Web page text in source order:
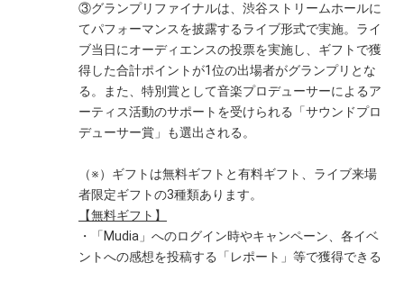
③グランプリファイナルは、渋谷ストリームホールに
てパフォーマンスを披露するライブ形式で実施。ライ
ブ当日にオーディエンスの投票を実施し、ギフトで獲
得した合計ポイントが1位の出場者がグランプリとな
る。また、特別賞として音楽プロデューサーによるア
ーティス活動のサポートを受けられる「サウンドプロ
デューサー賞」も選出される。
（※）ギフトは無料ギフトと有料ギフト、ライブ来場
者限定ギフトの3種類あります。
【無料ギフト】
・「Mudia」へのログイン時やキャンペーン、各イベ
ントへの感想を投稿する「レポート」等で獲得できる